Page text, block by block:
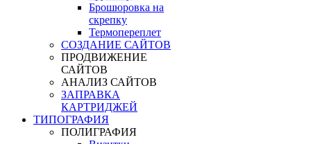
Брошюровка на
скрепку
Термопереплет
СОЗДАНИЕ САЙТОВ
ПРОДВИЖЕНИЕ
САЙТОВ
АНАЛИЗ САЙТОВ
ЗАПРАВКА
КАРТРИДЖЕЙ
ТИПОГРАФИЯ
ПОЛИГРАФИЯ